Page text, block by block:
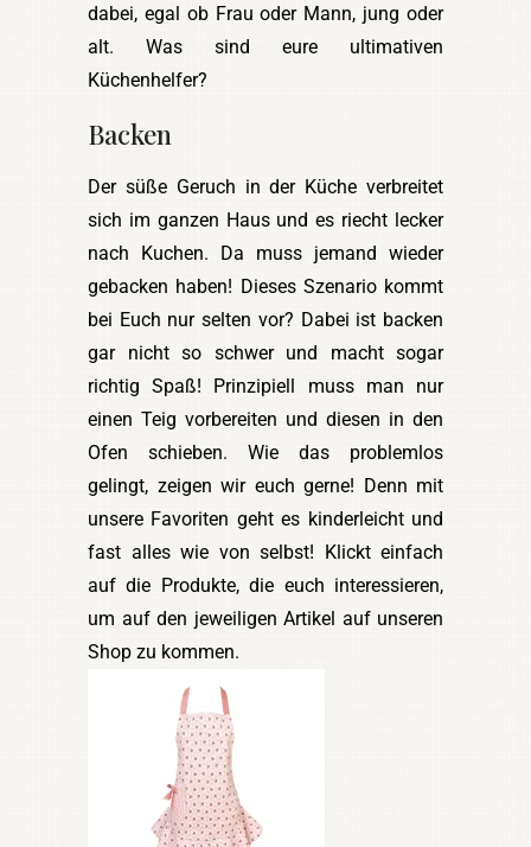
dabei, egal ob Frau oder Mann, jung oder
alt. Was sind eure ultimativen
Küchenhelfer?
Backen
Der süße Geruch in der Küche verbreitet
sich im ganzen Haus und es riecht lecker
nach Kuchen. Da muss jemand wieder
gebacken haben! Dieses Szenario kommt
bei Euch nur selten vor? Dabei ist backen
gar nicht so schwer und macht sogar
richtig Spaß! Prinzipiell muss man nur
einen Teig vorbereiten und diesen in den
Ofen schieben. Wie das problemlos
gelingt, zeigen wir euch gerne! Denn mit
unsere Favoriten geht es kinderleicht und
fast alles wie von selbst! Klickt einfach
auf die Produkte, die euch interessieren,
um auf den jeweiligen Artikel auf unseren
Shop zu kommen.